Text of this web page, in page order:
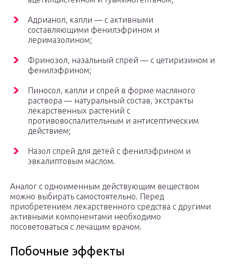
Адрианол, капли — с активными
составляющими фенилэфрином и
леримазолином;
Фринозол, назальный спрей — с цетиризином и
фенилэфрином;
Пиносол, капли и спрей в форме масляного
раствора — натуральный состав, экстракты
лекарственных растений с
противовоспалительным и антисептическим
действием;
Назол спрей для детей с фенилэфрином и
эвкалиптовым маслом.
Аналог с одноименным действующим веществом
можно выбирать самостоятельно. Перед
приобретением лекарственного средства с другими
активными компонентами необходимо
посоветоваться с лечащим врачом.
Побочные эффекты